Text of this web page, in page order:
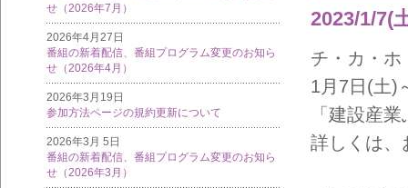
せ（2026年7月）
2026年4月27日
番組の新着配信、番組プログラム変更のお知ら
せ（2026年4月）
2026年3月19日
参加方法ページの規約更新について
2026年3月 5日
番組の新着配信、番組プログラム変更のお知ら
せ（2026年3月）
2023/1/7(
チ・カ・ホ
1月7日(土)
「建設産
詳しくは、